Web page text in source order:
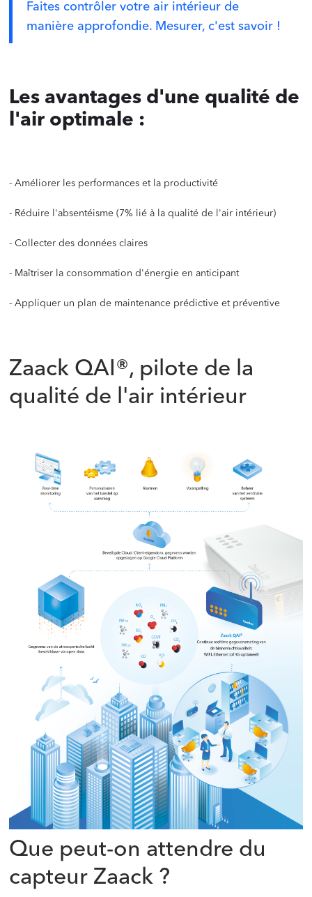
Faites contrôler votre air intérieur de
manière approfondie. Mesurer, c'est savoir !
Les avantages d'une qualité de
l'air optimale :
- Améliorer les performances et la productivité
- Réduire l'absentéisme (7% lié à la qualité de l'air intérieur)
- Collecter des données claires
- Maîtriser la consommation d'énergie en anticipant
- Appliquer un plan de maintenance prédictive et préventive
Zaack QAI®, pilote de la
qualité de l'air intérieur
Que peut-on attendre du
capteur Zaack ?